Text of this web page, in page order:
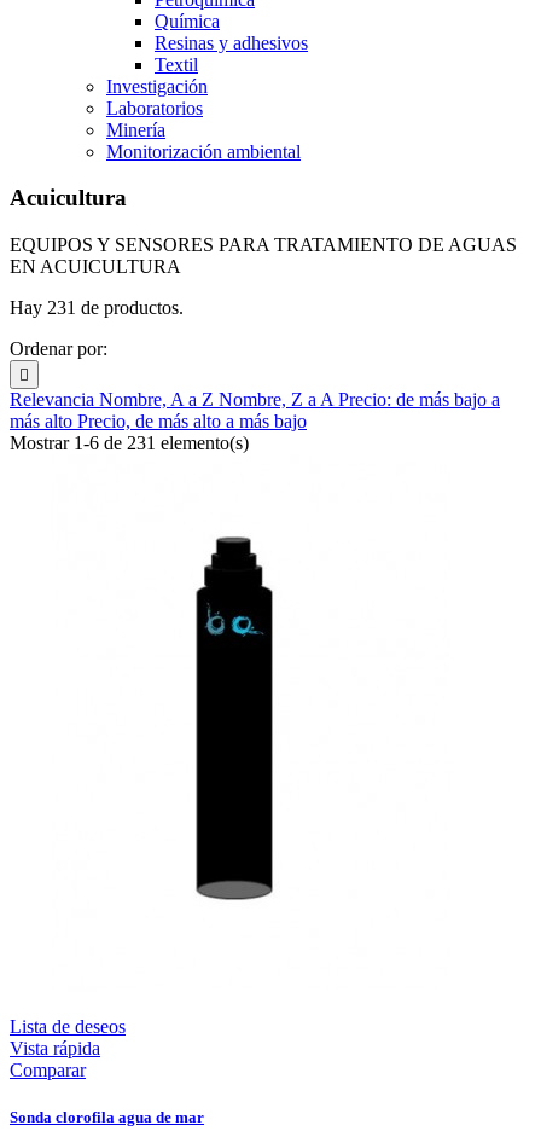
Química
Resinas y adhesivos
Textil
Investigación
Laboratorios
Minería
Monitorización ambiental
Acuicultura
EQUIPOS Y SENSORES PARA TRATAMIENTO DE AGUAS
EN ACUICULTURA
Hay 231 de productos.
Ordenar por:

Relevancia Nombre, A a Z Nombre, Z a A Precio: de más bajo a
más alto Precio, de más alto a más bajo
Mostrar 1-6 de 231 elemento(s)
Lista de deseos
Vista rápida
Comparar
Sonda clorofila agua de mar